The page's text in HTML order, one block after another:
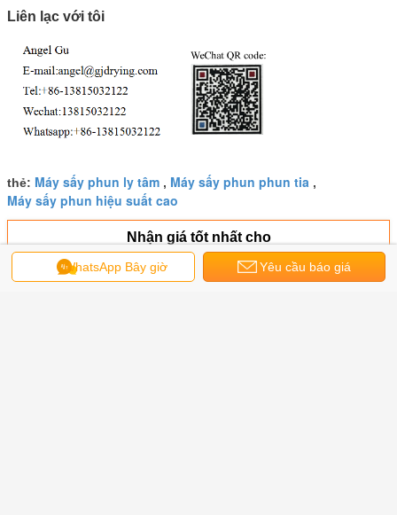
Liên lạc với tôi
thẻ: Máy sấy phun ly tâm , Máy sấy phun phun tia ,
Máy sấy phun hiệu suất cao
Nhận giá tốt nhất cho
WhatsApp Bây giờ Yêu cầu báo giá